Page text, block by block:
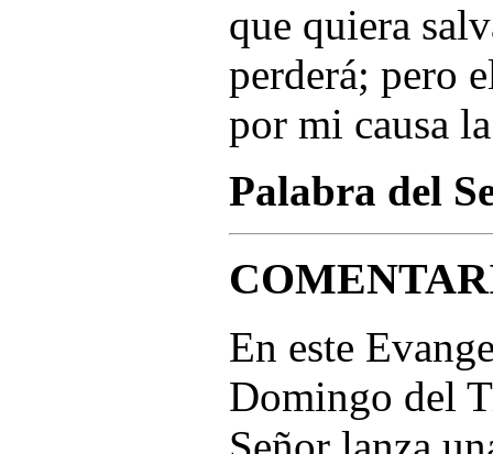
que quiera
perderá; pero
por mi causa
Palabra del
En este
Domingo del